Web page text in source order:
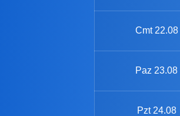
Cmt 22.08
Paz 23.08
Pzt 24.08